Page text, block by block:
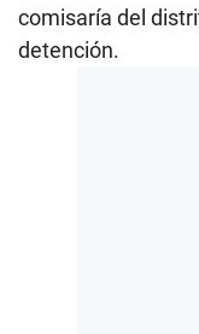
comisaría del
detención.